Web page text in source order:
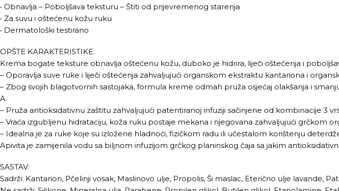
• Obnavlja – Poboljšava teksturu – Štiti od prijevremenog starenja
• Za suvu i oštećenu kožu ruku
• Dermatološki testirano
OPŠTE KARAKTERISTIKE:
Krema bogate teksture obnavlja oštećenu kožu, duboko je hidrira, liječi oštećenja i
– Oporavlja suve ruke i liječi oštećenja zahvaljujući organskom ekstraktu kantariona i
– Zbog svojih blagotvornih sastojaka, formula kreme odmah pruža osjećaj olakšanja i
A.
– Pruža antioksidativnu zaštitu zahvaljujući patentiranoj infuziji sačinjene od kombinacije 3
– Vraća izgubljenu hidrataciju, koža ruku postaje mekana i njegovana zahvaljujući grčkom
– Idealna je za ruke koje su izložene hladnoći, fizičkom radu ili učestalom korištenju
Apivita je zamijenila vodu sa biljnom infuzijom grčkog planinskog čaja sa jakim
SASTAV:
Sadrži: Kantarion, Pčelinji vosak, Maslinovo ulje, Propolis, Ši maslac, Eterično ulje lavande,